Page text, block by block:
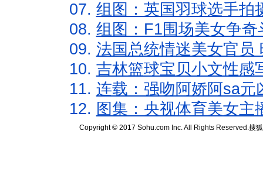
07. 组图：英国羽球选手拍
08. 组图：F1围场美女争
09. 法国总统情迷美女官员
10. 吉林篮球宝贝小文性感
11. 连载：强吻阿娇阿sa元
12. 图集：央视体育美女主
Copyright © 2017 Sohu.com Inc. All Rights Reserved.搜